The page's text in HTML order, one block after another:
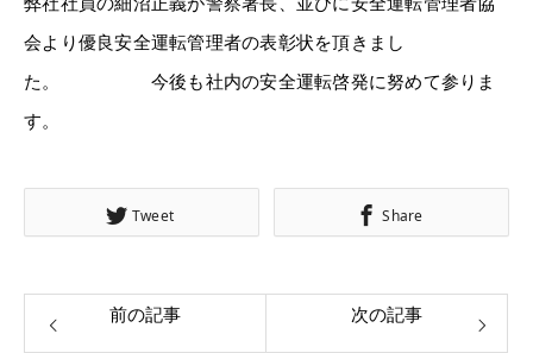
会より優良安全運転管理者の表彰状を頂きまし
た。 今後も社内の安全運転啓発に努めて参りま
す。
Tweet Share
前の記事 次の記事